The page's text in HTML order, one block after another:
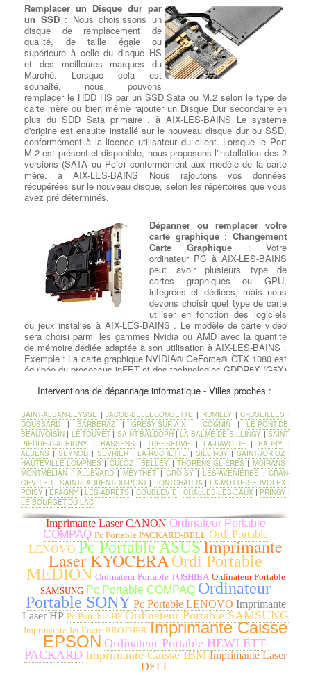
Remplacer un Disque dur par
un SSD: Nous choisissons un
disque de remplacement de
qualité, de taille égale ou
supérieure à celle du disque HS
et des meilleures marques du
Marché. Lorsque cela est
souhaité, nous pouvons
remplacer le HDD HS par un SSD Sata ou M.2 selon le type de
carte mère ou bien même rajouter un Disque Dur secondaire en
plus du SDD Sata primaire . à AIX-LES-BAINS Le système
d'origine est ensuite installé sur le nouveau disque dur ou SSD,
conformément à la licence utilisateur du client. Lorsque le Port
M.2 est présent et disponible, nous proposons l'installation des 2
versions (SATA ou Pcie) conformément aux modèle de la carte
mère. à AIX-LES-BAINS Nous rajoutons vos données
récupérées sur le nouveau disque, selon les répertoires que vous
avez pré déterminés.
Dépanner ou remplacer votre
carte graphique:Changement
Carte Graphique : Votre
ordinateur PC à AIX-LES-BAINS
peut avoir plusieurs type de
cartes graphiques ou GPU,
intégrées et dédiées, mais nous
devons choisir quel type de carte
utiliser en fonction des logiciels
ou jeux installés à AIX-LES-BAINS . Le modèle de carte vidéo
sera choisi parmi les gammes Nvidia ou AMD avec la quantité
de mémoire dédiée adaptée à son utilisation à AIX-LES-BAINS .
Exemple : La carte graphique NVIDIA® GeForce® GTX 1080 est
équipée du processus inFET et des technologies GDDR5X (G5X)
12 pour offrir l'expérience de jeu la plus rapide à AIX-LES-BAINS
Remplacer un ventilateur pour
CPU Ventirad:Changement
Ventilation et Thermique:
Souvent, un ventilateur
commencera à émettre d'étranges
bruits de grincement ou des
vibrations en vitesse de pointe.
Parfois, il n'y a aucun
avertissement et un ventilateur s'arrête silencieusement. Si l'un
des ventilateurs s'est arrêté, vérifiez qu'il est connecté. à AIX-
LES-BAINS Si le ventilateur est connecté et ne tourne toujours
pas, il doit être remplacé. Le ventilateur d'évacuation est monté à
l'arrière du boîtier pour évacuer l'air chaud. Les ventilateurs
d'extraction peuvent également être montés sur le dessus du
boîtier, tandis que les ventilateurs d'admission sont généralement
montés sur le devant ou sur les côtés. à AIX-LES-BAINS Si tous
les ventilateurs de votre système fonctionnent, mais que le
système fonctionne à chaud ou est instable, vous pouvez ajouter
d'autres ventilateurs. Si votre boîtier ne peut plus supporter de
ventilateurs ou devient trop fort, envisagez un refroidissement
liquide .
Interventions de dépannage informatique - Villes proches :
SAINT-ALBAN-LEYSSE |JACOB-BELLECOMBETTE | RUMILLY|CRUSEILLES |
DOUSSARD | BARBERAZ| GRESY-SUR-AIX | COGNIN| LE-PONT-DE-
BEAUVOISIN | LE-TOUVET| SAINT-BALDOPH|LA-BALME-DE-SILLINGY | SAINT-
PIERRE-D-ALBIGNY | BASSENS |TRESSERVE | LA-RAVOIRE |BARBY |
ALBENS | SEYNOD | SEVRIER | LA-ROCHETTE | SILLINGY | SAINT-JORIOZ |
HAUTEVILLE-LOMPNES | CULOZ|BELLEY |THORENS-GLIERES | MOIRANS |
MONTMELIAN | ALLEVARD|MEYTHET | GROISY|LES-AVENIERES |CRAN-
GEVRIER | SAINT-LAURENT-DU-PONT| PONTCHARRA| LA-MOTTE-SERVOLEX|
POISY | EPAGNY |LES-ABRETS | COUBLEVIE | CHALLES-LES-EAUX| PRINGY|
LE-BOURGET-DU-LAC
Imprimante Laser CANON Ordinateur Portable
COMPAQ Pc Portable PACKARD-BELL Ordi Portable
LENOVO Pc Portable ASUSImprimante
Laser KYOCERAOrdi Portable
MEDION Ordinateur Portable TOSHIBA Ordinateur Portable
SAMSUNG Pc Portable COMPAQ Ordinateur
Portable SONY Pc Portable LENOVO Imprimante
Laser HP Pc Portable HP Ordinateur Portable SAMSUNG
Imprimante Jet Encre BROTHER Imprimante Caisse
EPSON Ordinateur Portable HEWLETT-
PACKARD Imprimante Caisse IBM Imprimante Laser
DELL